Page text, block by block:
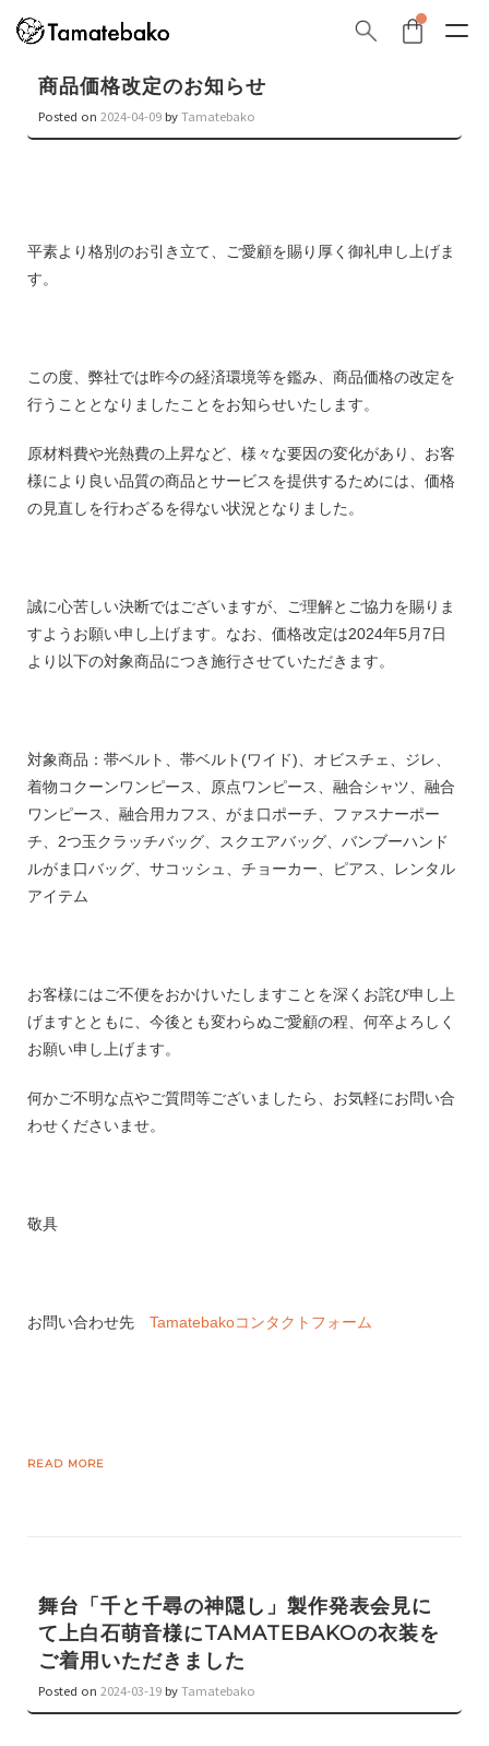
商品価格改定のお知らせ
Posted on2024-04-09 byTamatebako
平素より格別のお引き立て、ご愛顧を賜り厚く御礼申し上げま
す。
この度、弊社では昨今の経済環境等を鑑み、商品価格の改定を
行うこととなりましたことをお知らせいたします。
原材料費や光熱費の上昇など、様々な要因の変化があり、お客
様により良い品質の商品とサービスを提供するためには、価格
の見直しを行わざるを得ない状況となりました。
誠に心苦しい決断ではございますが、ご理解とご協力を賜りま
すようお願い申し上げます。なお、価格改定は2024年5月7日
より以下の対象商品につき施行させていただきます。
対象商品：帯ベルト、帯ベルト(ワイド)、オビスチェ、ジレ、
着物コクーンワンピース、原点ワンピース、融合シャツ、融合
ワンピース、融合用カフス、がま口ポーチ、ファスナーポー
チ、2つ玉クラッチバッグ、スクエアバッグ、バンブーハンド
ルがま口バッグ、サコッシュ、チョーカー、ピアス、レンタル
アイテム
お客様にはご不便をおかけいたしますことを深くお詫び申し上
げますとともに、今後とも変わらぬご愛顧の程、何卒よろしく
お願い申し上げます。
何かご不明な点やご質問等ございましたら、お気軽にお問い合
わせくださいませ。
敬具
お問い合わせ先Tamatebakoコンタクトフォーム
READ MORE
舞台「千と千尋の神隠し」製作発表会見に
て上白石萌音様にTAMATEBAKOの衣装を
ご着用いただきました
Posted on2024-03-19 byTamatebako